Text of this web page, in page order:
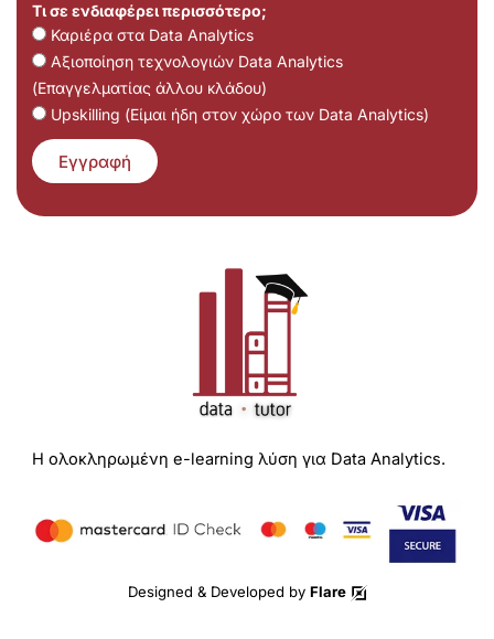
Τι σε ενδιαφέρει περισσότερο;
Καριέρα στα Data Analytics
Αξιοποίηση τεχνολογιών Data Analytics
(Επαγγελματίας άλλου κλάδου)
Upskilling (Είμαι ήδη στον χώρο των Data Analytics)
Εγγραφή
Η ολοκληρωμένη e-learning λύση για Data Analytics.
Designed & Developed by Flare